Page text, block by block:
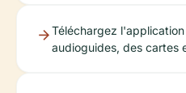
Téléchargez
audioguides, des cartes